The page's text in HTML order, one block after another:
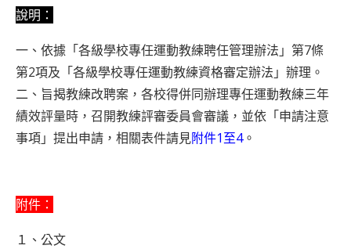
說明：
一、依據「各級學校專任運動教練聘任管理辦法」第7條
第2項及「各級學校專任運動教練資格審定辦法」辦理。
二、旨揭教練改聘案，各校得併同辦理專任運動教練三年
績效評量時，召開教練評審委員會審議，並依「申請注意
事項」提出申請，相關表件請見附件1至4。
附件：
１、 公文